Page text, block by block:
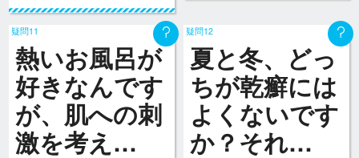
疑問11
熱いお風呂が
好きなんです
が、肌への刺
激を考え…
疑問12
夏と冬、どっ
ちが乾癬には
よくないです
か？それ…